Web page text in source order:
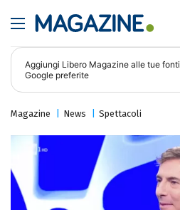
Aggiungi Libero Magazine alle tue fonti
Google preferite
Magazine News Spettacoli